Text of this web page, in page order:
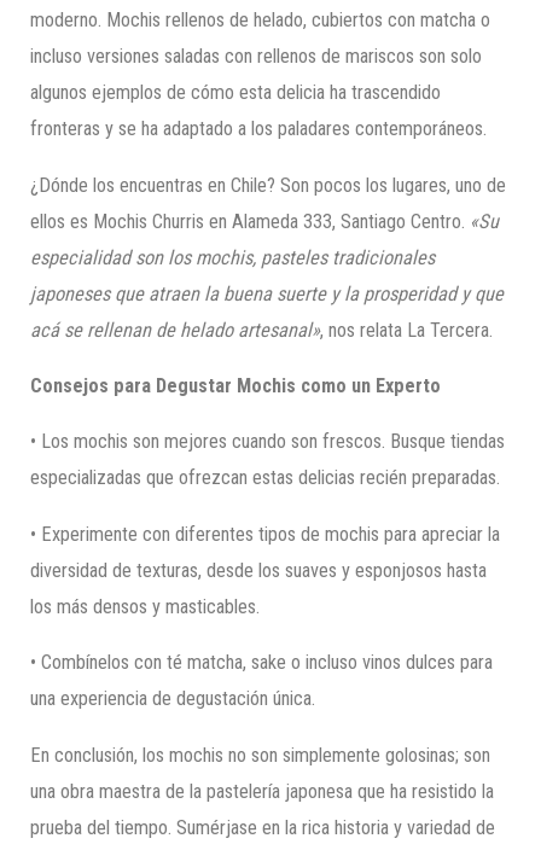
moderno. Mochis rellenos de helado, cubiertos con matcha o
incluso versiones saladas con rellenos de mariscos son solo
algunos ejemplos de cómo esta delicia ha trascendido
fronteras y se ha adaptado a los paladares contemporáneos.
¿Dónde los encuentras en Chile? Son pocos los lugares, uno de
ellos es Mochis Churris en Alameda 333, Santiago Centro. «Su
especialidad son los mochis, pasteles tradicionales
japoneses que atraen la buena suerte y la prosperidad y que
acá se rellenan de helado artesanal», nos relata La Tercera.
Consejos para Degustar Mochis como un Experto
• Los mochis son mejores cuando son frescos. Busque tiendas
especializadas que ofrezcan estas delicias recién preparadas.
• Experimente con diferentes tipos de mochis para apreciar la
diversidad de texturas, desde los suaves y esponjosos hasta
los más densos y masticables.
• Combínelos con té matcha, sake o incluso vinos dulces para
una experiencia de degustación única.
En conclusión, los mochis no son simplemente golosinas; son
una obra maestra de la pastelería japonesa que ha resistido la
prueba del tiempo. Sumérjase en la rica historia y variedad de